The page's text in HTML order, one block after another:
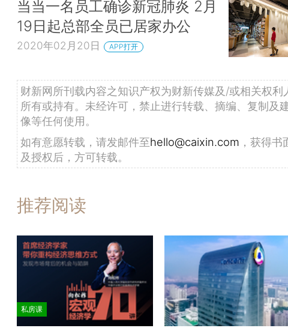
当当一名员工确诊新冠肺炎 2月
19日起总部全员已居家办公
2020年02月20日 APP打开
财新网所刊载内容之知识产权为财新传媒及/或相关权利
所有或持有。未经许可，禁止进行转载、摘编、复制及
像等任何使用。
如有意愿转载，请发邮件至hello@caixin.com ，获得书
及授权后，方可转载。
推荐阅读
私房课